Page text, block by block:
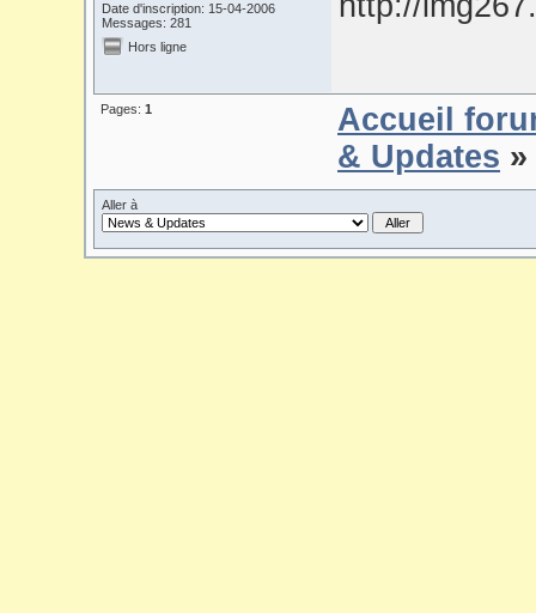
Date d'inscription: 15-04-2006
Messages: 281
Hors ligne
Pages: 1
Accueil
& Updates
Aller à